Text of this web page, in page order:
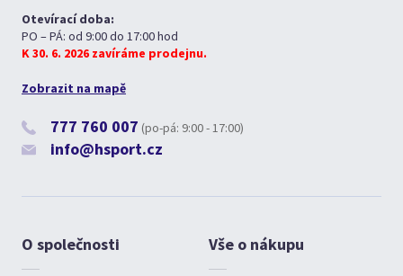
Otevírací doba:
PO – PÁ: od 9:00 do 17:00 hod
K 30. 6. 2026 zavíráme prodejnu.
Zobrazit na mapě
777 760 007 (po-pá: 9:00 - 17:00)
info@hsport.cz
O společnosti Vše o nákupu